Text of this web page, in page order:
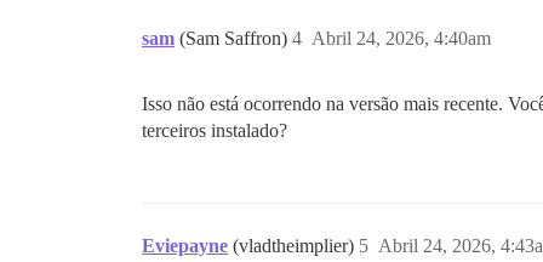
sam (Sam Saffron) Abril 24, 2026, 4:40am
4
Isso não está ocorrendo na versão mais recente.
terceiros instalado?
Eviepayne (vladtheimplier) Abril 24, 2026,
5